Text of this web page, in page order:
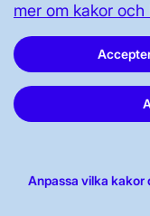
mer om kakor
Anpassa vilka kakor
Svenska
Sundbyberg
Org.nr: